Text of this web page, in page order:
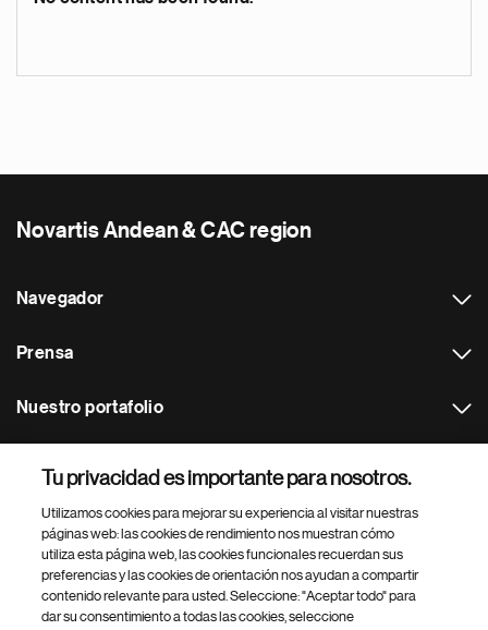
Novartis Andean & CAC region
Navegador
Prensa
Nuestro portafolio
Footer Site Search
Tu privacidad es importante para nosotros.
Utilizamos cookies para mejorar su experiencia al visitar nuestras
páginas web: las cookies de rendimiento nos muestran cómo
utiliza esta página web, las cookies funcionales recuerdan sus
preferencias y las cookies de orientación nos ayudan a compartir
contenido relevante para usted. Seleccione: "Aceptar todo" para
dar su consentimiento a todas las cookies, seleccione